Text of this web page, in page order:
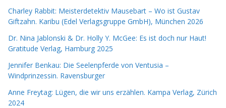
Charley Rabbit: Meisterdetektiv Mausebart – Wo ist Gustav
Giftzahn. Karibu (Edel Verlagsgruppe GmbH), München 2026
Dr. Nina Jablonski & Dr. Holly Y. McGee: Es ist doch nur Haut!
Gratitude Verlag, Hamburg 2025
Jennifer Benkau: Die Seelenpferde von Ventusia –
Windprinzessin. Ravensburger
Anne Freytag: Lügen, die wir uns erzählen. Kampa Verlag, Zürich
2024